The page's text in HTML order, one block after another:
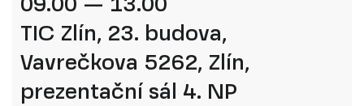
TIC Zlín, 23. budova,
Vavrečkova 5262, Zlín,
prezentační sál 4. NP